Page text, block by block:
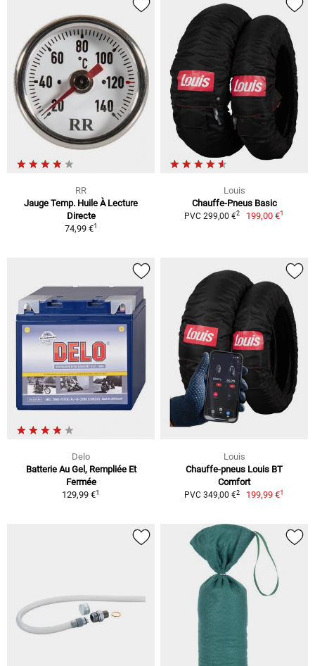
RR
Jauge Temp. Huile À Lecture
Directe
74,99 €1
Louis
Chauffe-Pneus Basic
PVC 299,00 €2 199,00 €1
Delo
Batterie Au Gel, Rempliée Et
Fermée
129,99 €1
Louis
Chauffe-pneus Louis BT
Comfort
PVC 349,00 €2 199,99 €1